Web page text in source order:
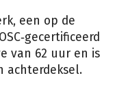
een op de
van 62 uur en is
achterdeksel.